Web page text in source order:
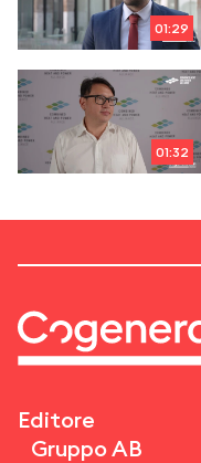
01:29
01:32
Editore
Gruppo AB